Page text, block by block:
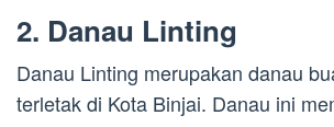
2. Danau Linting
Danau Linting merupakan danau
terletak di Kota Binjai. Danau ini